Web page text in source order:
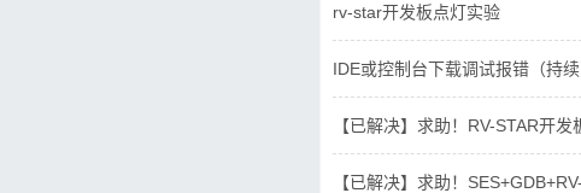
rv-star开发板点灯实验
IDE或控制台下载调试报错（持续
【已解决】求助！RV-STAR开
【已解决】求助！